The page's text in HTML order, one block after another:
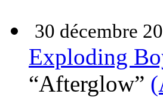
30 décembre
Exploding
“Afterglow”